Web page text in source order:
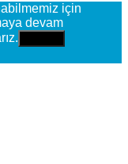
için
devam